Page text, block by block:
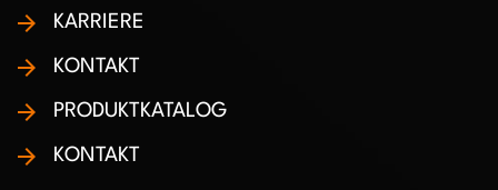
KARRIERE
KONTAKT
PRODUKTKATALOG
KONTAKT